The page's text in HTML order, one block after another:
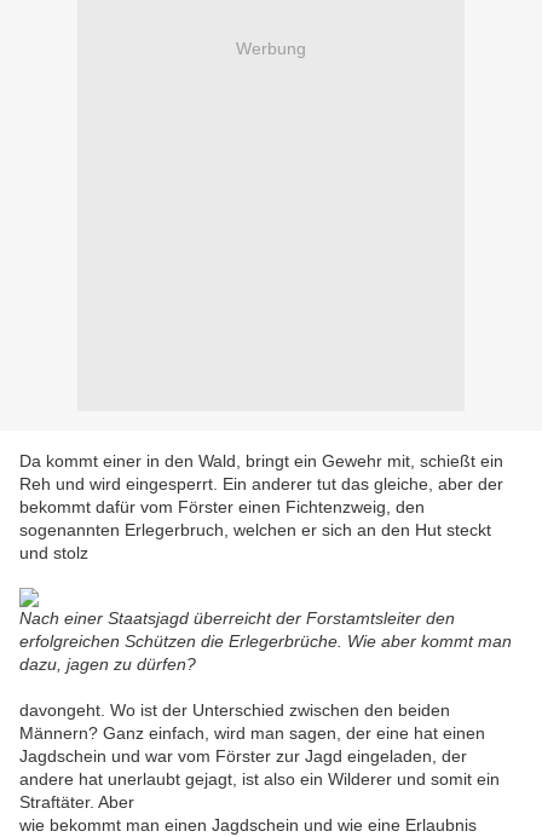
Werbung
Da kommt einer in den Wald, bringt ein Gewehr mit, schießt ein
Reh und wird eingesperrt. Ein anderer tut das gleiche, aber der
bekommt dafür vom Förster einen Fichtenzweig, den
sogenannten Erlegerbruch, welchen er sich an den Hut steckt
und stolz
Nach einer Staatsjagd überreicht der Forstamtsleiter den
erfolgreichen Schützen die Erlegerbrüche. Wie aber kommt man
dazu, jagen zu dürfen?
davongeht. Wo ist der Unterschied zwischen den beiden
Männern? Ganz einfach, wird man sagen, der eine hat einen
Jagdschein und war vom Förster zur Jagd eingeladen, der
andere hat unerlaubt gejagt, ist also ein Wilderer und somit ein
Straftäter. Aber
wie bekommt man einen Jagdschein und wie eine Erlaubnis